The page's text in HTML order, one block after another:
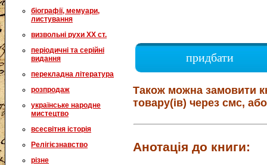
біографії, мемуари,
листування
визвольні рухи XX ст.
періодичні та серійні
видання
перекладна література
розпродаж
українське народне
мистецтво
всесвітня історія
Релігієзнавство
різне
придбати
Також можна замовити
товару(ів) через смс,
Анотація до книги: